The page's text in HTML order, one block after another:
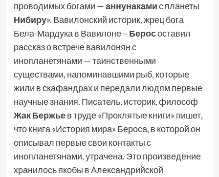
проводимых богами —аннунакамис планеты
Нибиру». Вавилонский историк, жрец бога
Бела-Мардука в Вавилоне – Беросоставил
рассказ о встрече вавилонян с
инопланетянами — таинственными
существами, напоминавшими рыб, которые
жили в скафандрах и передали людям первые
научные знания. Писатель, историк, философ
Жак Бержье в труде «Проклятые книги» пишет,
что книга «История мира» Бероса, в которой он
описывал первые свои контакты с
инопланетянами, утрачена. Это произведение
хранилось якобы в Александрийской